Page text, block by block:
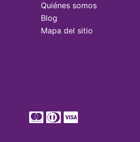
Quiénes somos
Blog
Mapa del sitio